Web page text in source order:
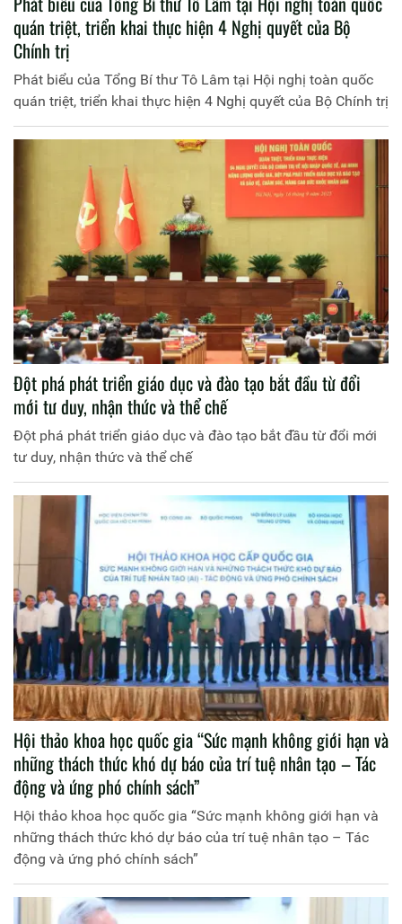
quán triệt, triển khai thực hiện 4 Nghị quyết của Bộ
Chính trị
Phát biểu của Tổng Bí thư Tô Lâm tại Hội nghị toàn quốc
quán triệt, triển khai thực hiện 4 Nghị quyết của Bộ Chính trị
Đột phá phát triển giáo dục và đào tạo bắt đầu từ đổi
mới tư duy, nhận thức và thể chế
Đột phá phát triển giáo dục và đào tạo bắt đầu từ đổi mới
tư duy, nhận thức và thể chế
Hội thảo khoa học quốc gia “Sức mạnh không giới hạn và
những thách thức khó dự báo của trí tuệ nhân tạo – Tác
động và ứng phó chính sách”
Hội thảo khoa học quốc gia “Sức mạnh không giới hạn và
những thách thức khó dự báo của trí tuệ nhân tạo – Tác
động và ứng phó chính sách”